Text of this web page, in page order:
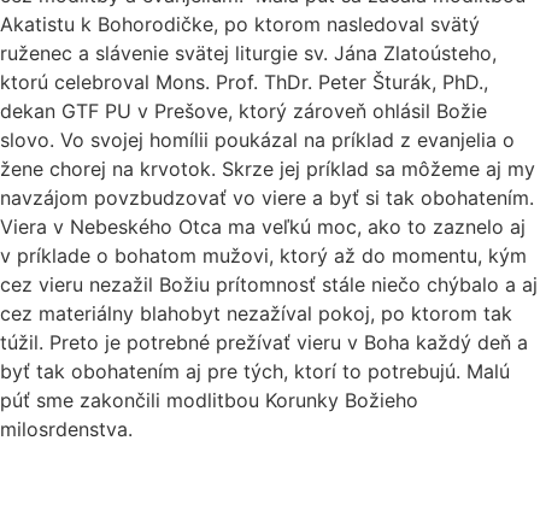
Akatistu k Bohorodičke, po ktorom nasledoval svätý
ruženec a slávenie svätej liturgie sv. Jána Zlatoústeho,
ktorú celebroval Mons. Prof. ThDr. Peter Šturák, PhD.,
dekan GTF PU v Prešove, ktorý zároveň ohlásil Božie
slovo. Vo svojej homílii poukázal na príklad z evanjelia o
žene chorej na krvotok. Skrze jej príklad sa môžeme aj my
navzájom povzbudzovať vo viere a byť si tak obohatením.
Viera v Nebeského Otca ma veľkú moc, ako to zaznelo aj
v príklade o bohatom mužovi, ktorý až do momentu, kým
cez vieru nezažil Božiu prítomnosť stále niečo chýbalo a aj
cez materiálny blahobyt nezažíval pokoj, po ktorom tak
túžil. Preto je potrebné prežívať vieru v Boha každý deň a
byť tak obohatením aj pre tých, ktorí to potrebujú. Malú
púť sme zakončili modlitbou Korunky Božieho
milosrdenstva.